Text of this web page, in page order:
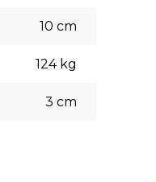
10 cm
124kg
3 cm